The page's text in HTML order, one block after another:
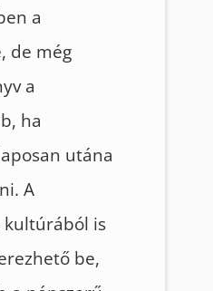
a
de még
a
ha
utána
A
kultúrából is
be,